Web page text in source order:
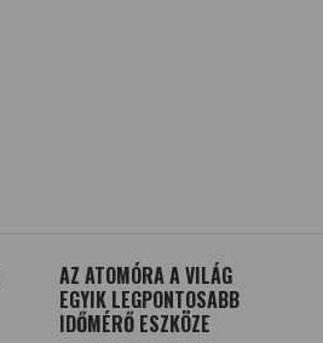
AZ ATOMÓRA A VILÁG
EGYIK LEGPONTOSABB
IDŐMÉRŐ ESZKÖZE